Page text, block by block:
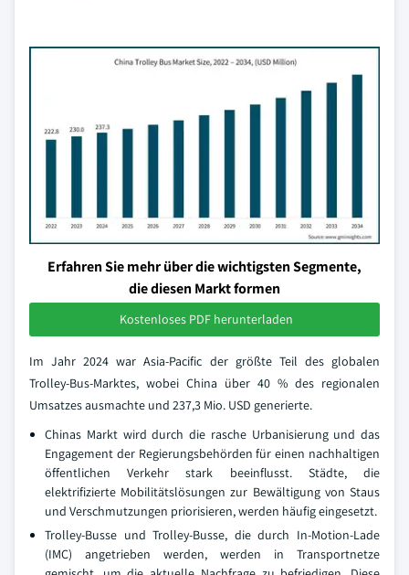
Erfahren Sie mehr über die wichtigsten Segmente,
die diesen Markt formen
Kostenloses PDF herunterladen
Im Jahr 2024 war Asia-Pacific der größte Teil des globalen
Trolley-Bus-Marktes, wobei China über 40 % des regionalen
Umsatzes ausmachte und 237,3 Mio. USD generierte.
Chinas Markt wird durch die rasche Urbanisierung und das
Engagement der Regierungsbehörden für einen nachhaltigen
öffentlichen Verkehr stark beeinflusst. Städte, die
elektrifizierte Mobilitätslösungen zur Bewältigung von Staus
und Verschmutzungen priorisieren, werden häufig eingesetzt.
Trolley-Busse und Trolley-Busse, die durch In-Motion-Lade
(IMC) angetrieben werden, werden in Transportnetze